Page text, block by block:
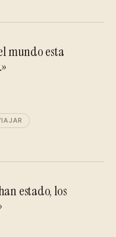
mundo esta
estado, los